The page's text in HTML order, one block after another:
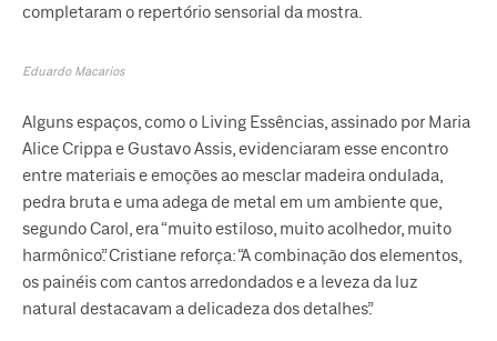
completaram o repertório sensorial da mostra.
Eduardo Macarios
Alguns espaços, como o Living Essências, assinado por Maria
Alice Crippa e Gustavo Assis, evidenciaram esse encontro
entre materiais e emoções ao mesclar madeira ondulada,
pedra bruta e uma adega de metal em um ambiente que,
segundo Carol, era “muito estiloso, muito acolhedor, muito
harmônico”. Cristiane reforça: “A combinação dos elementos,
os painéis com cantos arredondados e a leveza da luz
natural destacavam a delicadeza dos detalhes”.